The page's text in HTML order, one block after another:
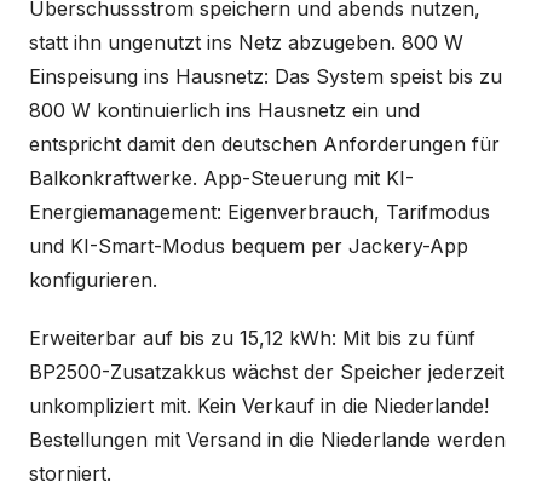
Überschussstrom speichern und abends nutzen,
statt ihn ungenutzt ins Netz abzugeben. 800 W
Einspeisung ins Hausnetz: Das System speist bis zu
800 W kontinuierlich ins Hausnetz ein und
entspricht damit den deutschen Anforderungen für
Balkonkraftwerke. App-Steuerung mit KI-
Energiemanagement: Eigenverbrauch, Tarifmodus
und KI-Smart-Modus bequem per Jackery-App
konfigurieren.
Erweiterbar auf bis zu 15,12 kWh: Mit bis zu fünf
BP2500-Zusatzakkus wächst der Speicher jederzeit
unkompliziert mit. Kein Verkauf in die Niederlande!
Bestellungen mit Versand in die Niederlande werden
storniert.